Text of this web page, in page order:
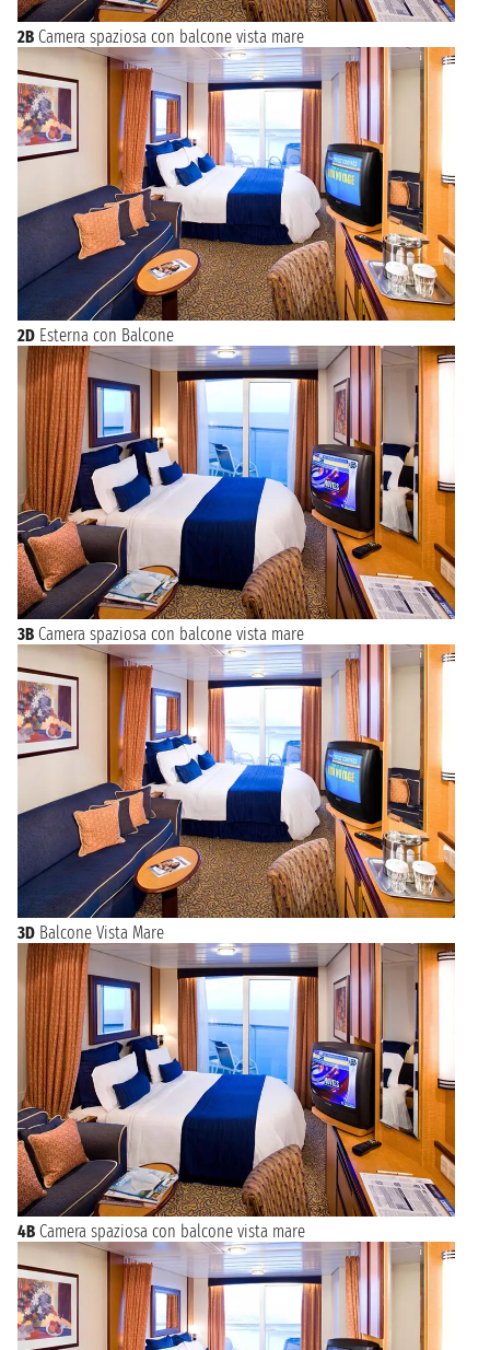
2B Camera spaziosa con balcone vista mare
2D Esterna con Balcone
3B Camera spaziosa con balcone vista mare
3D Balcone Vista Mare
4B Camera spaziosa con balcone vista mare